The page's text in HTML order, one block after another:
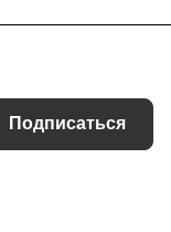
Подписаться